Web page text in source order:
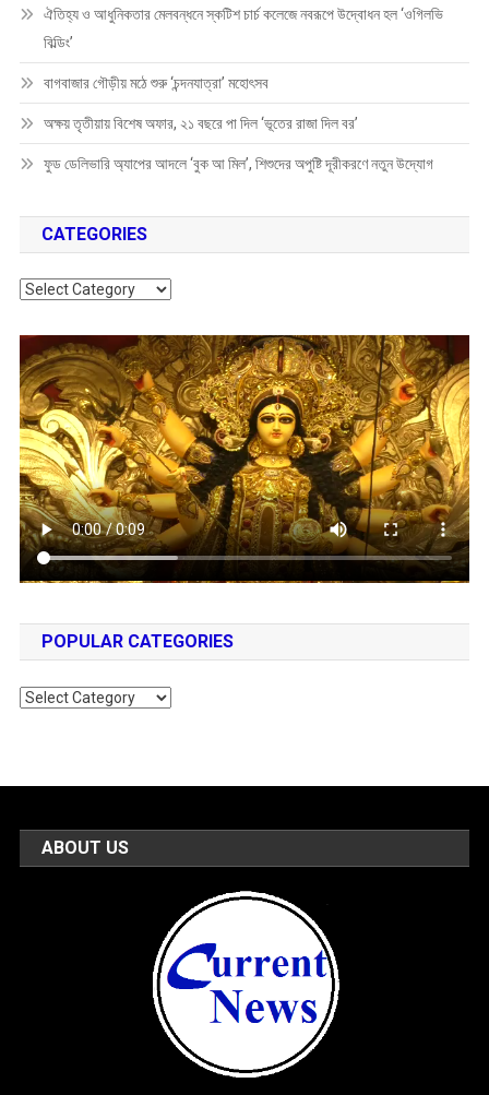
ঐতিহ্য ও আধুনিকতার মেলবন্ধনে স্কটিশ চার্চ কলেজে নবরূপে উদ্বোধন হল ‘ওগিলভি
বিল্ডিং’
বাগবাজার গৌড়ীয় মঠে শুরু ‘চন্দনযাত্রা’ মহোৎসব
অক্ষয় তৃতীয়ায় বিশেষ অফার, ২১ বছরে পা দিল ‘ভূতের রাজা দিল বর’
ফুড ডেলিভারি অ্যাপের আদলে ‘বুক আ মিল’, শিশুদের অপুষ্টি দূরীকরণে নতুন উদ্যোগ
CATEGORIES
Categories
POPULAR CATEGORIES
Popular
ABOUT US